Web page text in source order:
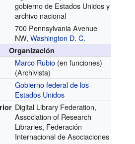
gobierno de Estados Unidos y
archivo nacional
700 Pennsylvania Avenue
NW,Washington D. C.
Organización
Marco Rubio (en funciones)
(Archivista)
Gobierno federal de los
Estados Unidos
Digital Library Federation,
Association of Research
Libraries, Federación
Internacional de Asociaciones